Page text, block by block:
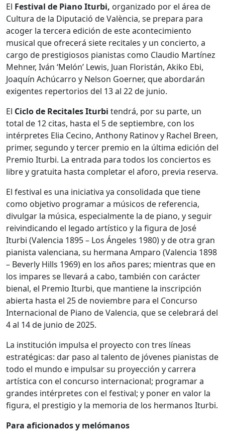
El Festival de Piano Iturbi, organizado por el área de
Cultura de la Diputació de València, se prepara para
acoger la tercera edición de este acontecimiento
musical que ofrecerá siete recitales y un concierto, a
cargo de prestigiosos pianistas como Claudio Martínez
Mehner, Iván ‘Melón’ Lewis, Juan Floristán, Akiko Ebi,
Joaquín Achúcarro y Nelson Goerner, que abordarán
exigentes repertorios del 13 al 22 de junio.
El Ciclo de Recitales Iturbi tendrá, por su parte, un
total de 12 citas, hasta el 5 de septiembre, con los
intérpretes Elia Cecino, Anthony Ratinov y Rachel Breen,
primer, segundo y tercer premio en la última edición del
Premio Iturbi. La entrada para todos los conciertos es
libre y gratuita hasta completar el aforo, previa reserva.
El festival es una iniciativa ya consolidada que tiene
como objetivo programar a músicos de referencia,
divulgar la música, especialmente la de piano, y seguir
reivindicando el legado artístico y la figura de José
Iturbi (Valencia 1895 – Los Ángeles 1980) y de otra gran
pianista valenciana, su hermana Amparo (Valencia 1898
– Beverly Hills 1969) en los años pares; mientras que en
los impares se llevará a cabo, también con carácter
bienal, el Premio Iturbi, que mantiene la inscripción
abierta hasta el 25 de noviembre para el Concurso
Internacional de Piano de Valencia, que se celebrará del
4 al 14 de junio de 2025.
La institución impulsa el proyecto con tres líneas
estratégicas: dar paso al talento de jóvenes pianistas de
todo el mundo e impulsar su proyección y carrera
artística con el concurso internacional; programar a
grandes intérpretes con el festival; y poner en valor la
figura, el prestigio y la memoria de los hermanos Iturbi.
Para aficionados y melómanos